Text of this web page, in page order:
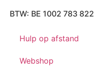
BTW: BE 1002 783 822
Hulp op afstand
Webshop